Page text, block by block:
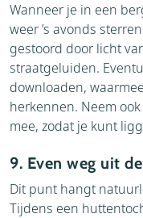
Wanneer je in een
weer ’s avonds
gestoord door licht
straatgeluiden.
downloaden,
herkennen. Neem
mee, zodat je kunt
9. Even weg uit
Dit punt hangt
Tijdens een